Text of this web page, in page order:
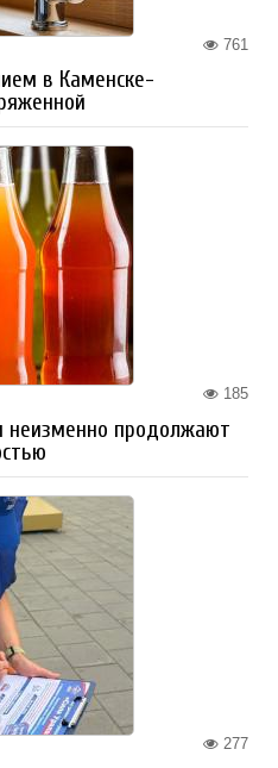
761
в Каменске-
185
неизменно продолжают
277